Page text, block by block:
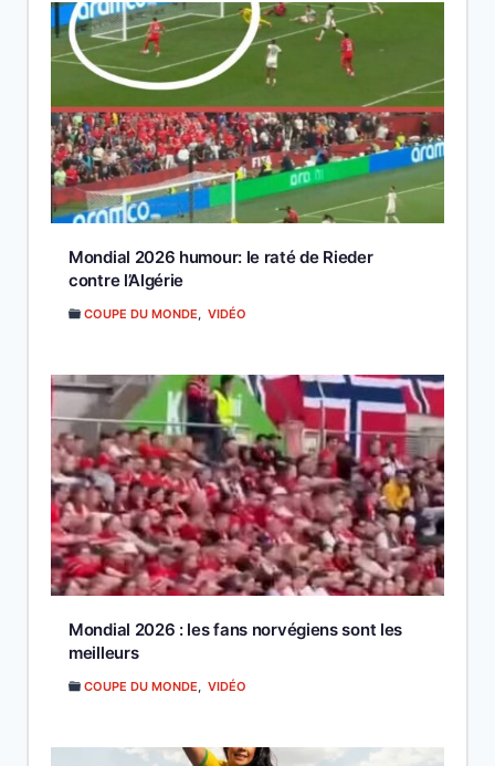
Mondial 2026 humour: le raté de Rieder
contre l’Algérie
COUPE DU MONDE VIDÉO
Mondial 2026 : les fans norvégiens sont les
meilleurs
COUPE DU MONDE, VIDÉO